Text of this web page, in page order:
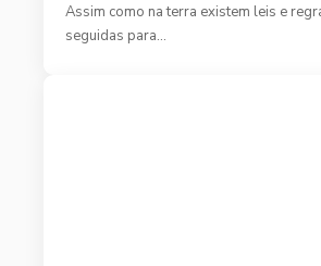
Assim como na terra existem leis e
seguidas para…